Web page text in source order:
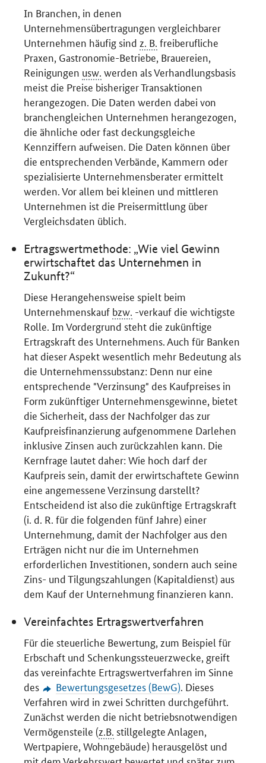
In Branchen, in denen
Unternehmensübertragungen vergleichbarer
Unternehmen häufig sind z. B. freiberufliche
Praxen, Gastronomie-Betriebe, Brauereien,
Reinigungen usw. werden als Verhandlungsbasis
meist die Preise bisheriger Transaktionen
herangezogen. Die Daten werden dabei von
branchengleichen Unternehmen herangezogen,
die ähnliche oder fast deckungsgleiche
Kennziffern aufweisen. Die Daten können über
die entsprechenden Verbände, Kammern oder
spezialisierte Unternehmensberater ermittelt
werden. Vor allem bei kleinen und mittleren
Unternehmen ist die Preisermittlung über
Vergleichsdaten üblich.
Ertragswertmethode: „Wie viel Gewinn
erwirtschaftet das Unternehmen in
Zukunft?“
Diese Herangehensweise spielt beim
Unternehmenskauf bzw. -verkauf die wichtigste
Rolle. Im Vordergrund steht die zukünftige
Ertragskraft des Unternehmens. Auch für Banken
hat dieser Aspekt wesentlich mehr Bedeutung als
die Unternehmenssubstanz: Denn nur eine
entsprechende "Verzinsung" des Kaufpreises in
Form zukünftiger Unternehmensgewinne, bietet
die Sicherheit, dass der Nachfolger das zur
Kaufpreisfinanzierung aufgenommene Darlehen
inklusive Zinsen auch zurückzahlen kann. Die
Kernfrage lautet daher: Wie hoch darf der
Kaufpreis sein, damit der erwirtschaftete Gewinn
eine angemessene Verzinsung darstellt?
Entscheidend ist also die zukünftige Ertragskraft
(i. d. R. für die folgenden fünf Jahre) einer
Unternehmung, damit der Nachfolger aus den
Erträgen nicht nur die im Unternehmen
erforderlichen Investitionen, sondern auch seine
Zins- und Tilgungszahlungen (Kapitaldienst) aus
dem Kauf der Unternehmung finanzieren kann.
Vereinfachtes Ertragswertverfahren
Für die steuerliche Bewertung, zum Beispiel für
Erbschaft und Schenkungssteuerzwecke, greift
das vereinfachte Ertragswertverfahren im Sinne
des
Bewertungsgesetzes (BewG). Dieses
Verfahren wird in zwei Schritten durchgeführt.
Zunächst werden die nicht betriebsnotwendigen
Vermögensteile (z.B. stillgelegte Anlagen,
Wertpapiere, Wohngebäude) herausgelöst und